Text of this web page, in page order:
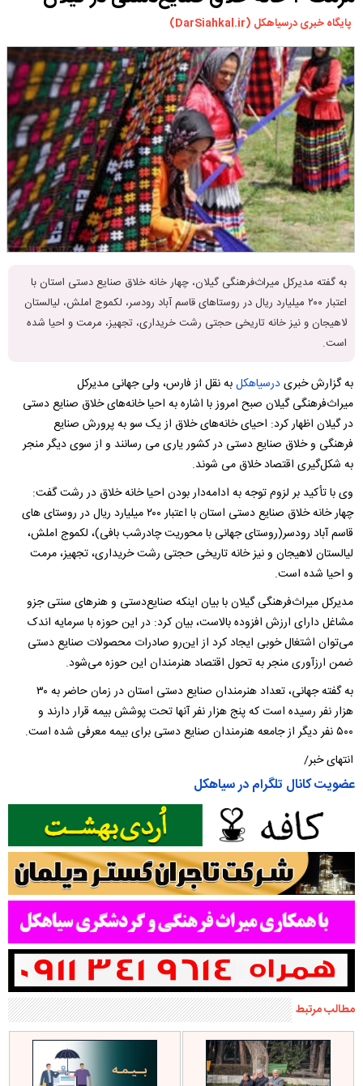
ورزشی
چندرسانه ای
مسیر گردشگری دیلمان
درباره ما
پایگاه خبری درسیاهکل (DarSiahkal.ir)
به گفته مدیرکل میراث‌فرهنگی گیلان، چهار خانه خلاق صنایع دستی استان با
اعتبار ۲۰۰ میلیارد ریال در روستاهای قاسم آباد رودسر، لکموج املش، لیالستان
لاهیجان و نیز خانه تاریخی حجتی رشت خریداری، تجهیز، مرمت و احیا شده
است.
به گزارش خبریدرسیاهکلبه نقل از فارس، ولی جهانی مدیرکل
میراث‌فرهنگی گیلان صبح امروز با اشاره به احیا خانه‌های خلاق صنایع دستی
در گیلان اظهار کرد: احیای خانه‌های خلاق از یک سو به پرورش صنایع
فرهنگی و خلاق صنایع دستی در کشور یاری می رسانند و از سوی دیگر منجر
به شکل‌گیری اقتصاد خلاق می شوند.
وی با تأکید بر لزوم توجه به ادامه‌دار بودن احیا خانه خلاق در رشت گفت:
چهار خانه خلاق صنایع دستی استان با اعتبار ۲۰۰ میلیارد ریال در روستای های
قاسم آباد رودسر(روستای جهانی با محوریت چادرشب بافی)، لکموج املش،
لیالستان لاهیجان و نیز خانه تاریخی حجتی رشت خریداری، تجهیز، مرمت
و احیا شده است.
مدیرکل میراث‌فرهنگی گیلان با بیان اینکه صنایع‌دستی و هنرهای سنتی جزو
مشاغل دارای ارزش افزوده بالاست، بیان کرد: در این حوزه با سرمایه اندک
می‌توان اشتغال‌ خوبی ایجاد کرد از این‌رو صادرات محصولات صنایع دستی
ضمن ارزآوری منجر به تحول اقتصاد هنرمندان این حوزه می‌شود.
به گفته جهانی، تعداد هنرمندان صنایع دستی استان در زمان حاضر به ۳۰
هزار نفر رسیده است که پنج هزار نفر آنها تحت پوشش بیمه قرار دارند و
۵۰۰ نفر دیگر از جامعه هنرمندان صنایع دستی برای بیمه معرفی شده است.
انتهای خبر/
عضویت کانال تلگرام در سیاهکل
مطالب مرتبط